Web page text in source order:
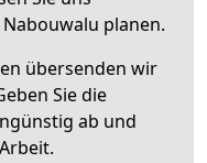
planen.
übersenden wir
Sie die
ab und